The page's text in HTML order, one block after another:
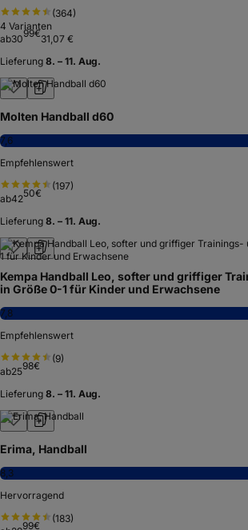
(364)
4 Varianten
ab3099€31,07 €
Lieferung 8. – 11. Aug.
Molten Handball d60
7,6
Empfehlenswert
(197)
ab4250€
Lieferung 8. – 11. Aug.
Kempa Handball Leo, softer und griffiger
in Größe 0-1 für Kinder und Erwachsene
7,8
Empfehlenswert
(9)
ab2598€
Lieferung 8. – 11. Aug.
Erima, Handball
8,3
Hervorragend
(183)
99€